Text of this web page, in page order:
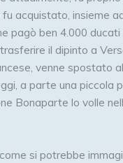
fu acquistato, insieme
pagò ben 4.000 ducati
il dipinto a
venne spostato
a parte una piccola
Bonaparte lo volle
si potrebbe